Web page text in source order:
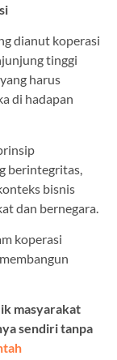
dianut koperasi
tinggi
yang harus
di hadapan
berintegritas,
bisnis
dan bernegara.
koperasi
masyarakat
sendiri tanpa